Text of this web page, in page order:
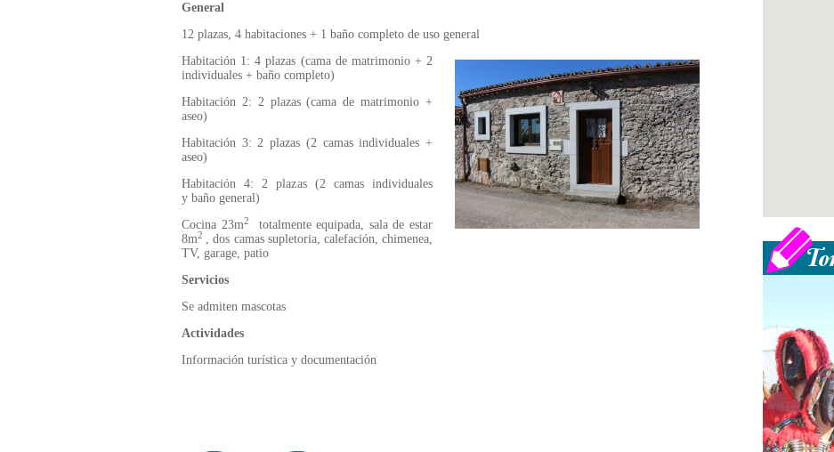
General
12 plazas, 4 habitaciones + 1 baño completo de uso general
Habitación 1: 4 plazas (cama de matrimonio + 2
individuales + baño completo)
Habitación 2: 2 plazas (cama de matrimonio +
aseo)
Habitación 3: 2 plazas (2 camas individuales +
aseo)
Habitación 4: 2 plazas (2 camas individuales
y baño general)
Cocina 23m2
totalmente equipada, sala de estar
8m2 , dos camas supletoria, calefación, chimenea,
TV, garage, patio
Servicios
Se admiten mascotas
Actividades
Información turística y documentación